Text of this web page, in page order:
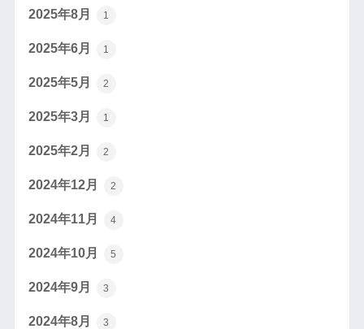
2025年8月 1
2025年6月 1
2025年5月 2
2025年3月 1
2025年2月 2
2024年12月 2
2024年11月 4
2024年10月 5
2024年9月 3
2024年8月 3